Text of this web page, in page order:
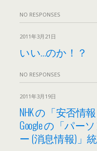
NO RESPONSES
2011年3月21日
いい…のか！？
NO RESPONSES
2011年3月19日
NHK の「安否情
Google の「パー
ー (消息情報)」